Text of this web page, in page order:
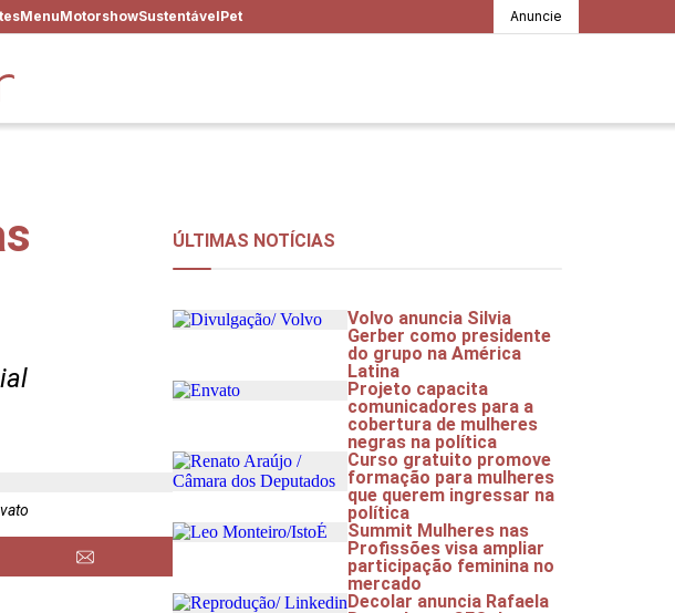
MenuMotorshowSustentávelPet Anuncie